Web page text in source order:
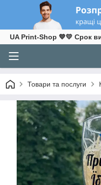
UA Print-Shop ​💙💛 Срок
Товари та послуги